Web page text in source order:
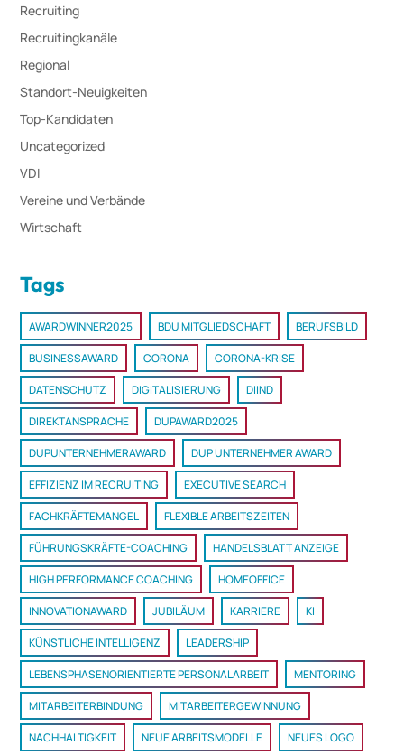
Recruiting
Recruitingkanäle
Regional
Standort-Neuigkeiten
Top-Kandidaten
Uncategorized
VDI
Vereine und Verbände
Wirtschaft
Tags
AWARDWINNER2025 BDU MITGLIEDSCHAFT BERUFSBILD
BUSINESSAWARD CORONA CORONA-KRISE
DATENSCHUTZ DIGITALISIERUNG DIIND
DIREKTANSPRACHE DUPAWARD2025
DUPUNTERNEHMERAWARD DUP UNTERNEHMER AWARD
EFFIZIENZ IM RECRUITING EXECUTIVE SEARCH
FACHKRÄFTEMANGEL FLEXIBLE ARBEITSZEITEN
FÜHRUNGSKRÄFTE-COACHING HANDELSBLATT ANZEIGE
HIGH PERFORMANCE COACHING HOMEOFFICE
INNOVATIONAWARD JUBILÄUM KARRIERE KI
KÜNSTLICHE INTELLIGENZ LEADERSHIP
LEBENSPHASENORIENTIERTE PERSONALARBEIT MENTORING
MITARBEITERBINDUNG MITARBEITERGEWINNUNG
NACHHALTIGKEIT NEUE ARBEITSMODELLE NEUES LOGO